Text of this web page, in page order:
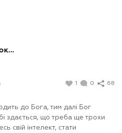
1 0 68
до Бога, тим далі Бог
здається, що треба ще трохи
свій інтелект, стати